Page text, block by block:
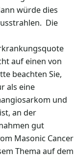
würde dies
Die
auf einen von
beachten Sie,
als eine
und
an der
gut
Masonic Cancer
Thema auf dem